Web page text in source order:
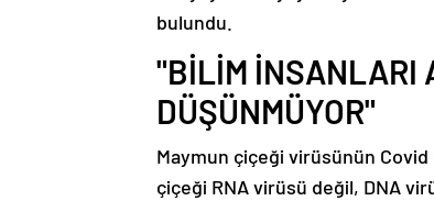
bulundu.
"BİLİM İNSANLARI
DÜŞÜNMÜYOR"
Maymun çiçeği virüsünün Covid
çiçeği RNA virüsü değil, DNA